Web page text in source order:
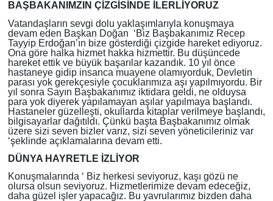
BAŞBAKANIMZIN ÇİZGİSİNDE İLERLİYORUZ
Vatandaşların sevgi dolu yaklaşımlarıyla konuşmaya
devam eden Başkan Doğan ‘Biz Başbakanımız Recep
Tayyip Erdoğan’ın bize gösterdiği çizgide hareket ediyoruz.
Ona göre halka hizmet hakka hizmettir. Bu düşüncede
hareket ettik ve büyük başarılar kazandık. 10 yıl önce
hastaneye gidip insanca muayene olamıyorduk, Devletin
parası yok gerekçesiyle çocuklarımıza aşı yapılmıyordu. Bir
yıl sonra Sayın Başbakanımız iktidara geldi, ne olduysa
para yok diyerek yapılamayan aşılar yapılmaya başlandı.
Hastaneler güzelleşti, okullarda kitaplar verilmeye başlandı,
bilgisayarlar dağıtıldı. Çünkü başta Başbakanımız olmak
üzere sizi seven bizler varız, sizi seven yöneticileriniz var
‘şeklinde açıklamalarına devam etti.
DÜNYA HAYRETLE İZLİYOR
Konuşmalarında ‘ Biz herkesi seviyoruz, kaşı gözü ne
olursa olsun seviyoruz. Hizmetlerimize devam edeceğiz,
daha güzel işler yapacağız. Bu yavrularımız bizden daha